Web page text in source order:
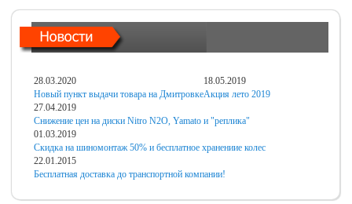
28.03.2020
Новый пункт выдачи товара на Дмитровке
18.05.2019
Акция лето 2019
27.04.2019
Снижение цен на диски Nitro N2O, Yamato и "реплика"
01.03.2019
Скидка на шиномонтаж 50% и бесплатное хранениие колес
22.01.2015
Бесплатная доставка до транспортной компании!